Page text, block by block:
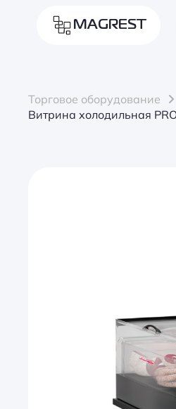
MAGREST
Торговое оборудование
Витрина холодильная